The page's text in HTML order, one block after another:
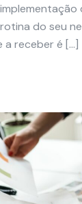
do seu
a receber é […]